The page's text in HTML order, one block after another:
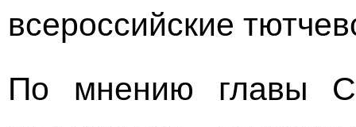
всероссийские
По мнению главы